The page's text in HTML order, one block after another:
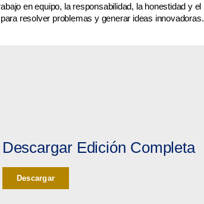
en equipo, la responsabilidad, la honestidad y el
resolver problemas y generar ideas innovadoras.
Descargar Edición Completa
Descargar